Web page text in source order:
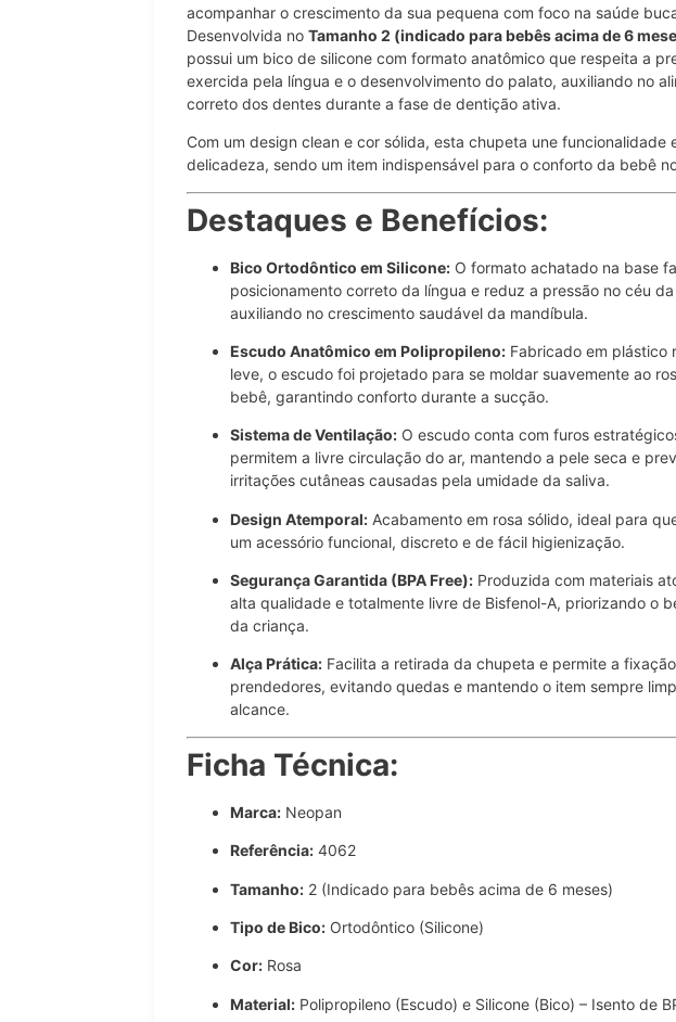
acompanhar o crescimento da sua pequena com foco na saúde
Desenvolvida no Tamanho 2 (indicado para bebês acima de 6
possui um bico de silicone com formato anatômico que respeita a
exercida pela língua e o desenvolvimento do palato, auxiliando no
correto dos dentes durante a fase de dentição ativa.
Com um design clean e cor sólida, esta chupeta une funcionalidade
delicadeza, sendo um item indispensável para o conforto da bebê
Destaques e Benefícios:
Bico Ortodôntico em Silicone: O formato achatado na base
posicionamento correto da língua e reduz a pressão no céu
auxiliando no crescimento saudável da mandíbula.
Escudo Anatômico em Polipropileno: Fabricado em plástico
leve, o escudo foi projetado para se moldar suavemente ao
bebê, garantindo conforto durante a sucção.
Sistema de Ventilação: O escudo conta com furos
permitem a livre circulação do ar, mantendo a pele seca e
irritações cutâneas causadas pela umidade da saliva.
Design Atemporal: Acabamento em rosa sólido, ideal para
um acessório funcional, discreto e de fácil higienização.
Segurança Garantida (BPA Free): Produzida com materiais
alta qualidade e totalmente livre de Bisfenol-A, priorizando o
da criança.
Alça Prática: Facilita a retirada da chupeta e permite a
prendedores, evitando quedas e mantendo o item sempre
alcance.
Ficha Técnica:
Marca: Neopan
Referência: 4062
Tamanho: 2 (Indicado para bebês acima de 6 meses)
Tipo de Bico: Ortodôntico (Silicone)
Cor: Rosa
Material: Polipropileno (Escudo) e Silicone (Bico) – Isento de